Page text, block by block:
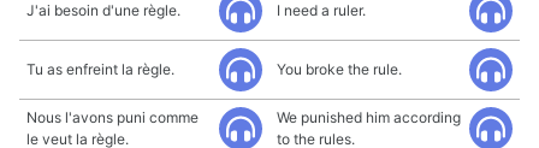
J'ai besoin d'une règle. I need a ruler.
Tu as enfreint la règle. You broke the rule.
Nous l'avons puni comme
le veut la règle.
We punished him according
to the rules.